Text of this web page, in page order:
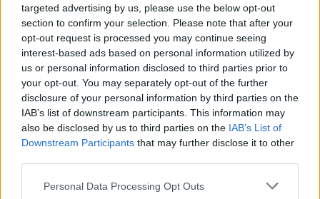
targeted advertising by us, please use the below opt-out
section to confirm your selection. Please note that after your
opt-out request is processed you may continue seeing
interest-based ads based on personal information utilized by
us or personal information disclosed to third parties prior to
your opt-out. You may separately opt-out of the further
disclosure of your personal information by third parties on the
IAB’s list of downstream participants. This information may
also be disclosed by us to third parties on the IAB’s List of
Downstream Participants that may further disclose it to other
Personal Data Processing Opt Outs
non-respect, entraînent des sanctions. Nous expliquons cela en
détail.